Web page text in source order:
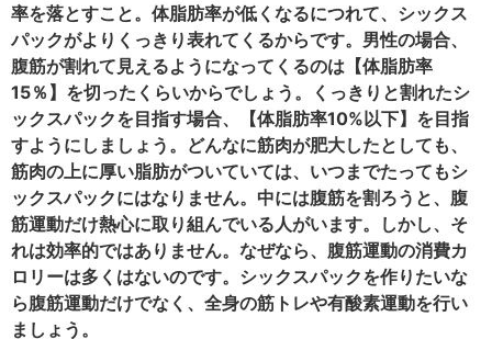
率を落とすこと。体脂肪率が低くなるにつれて、シックス
パックがよりくっきり表れてくるからです。男性の場合、
腹筋が割れて見えるようになってくるのは【体脂肪率
15％】を切ったくらいからでしょう。くっきりと割れたシ
ックスパックを目指す場合、【体脂肪率10%以下】を目指
すようにしましょう。どんなに筋肉が肥大したとしても、
筋肉の上に厚い脂肪がついていては、いつまでたってもシ
ックスパックにはなりません。中には腹筋を割ろうと、腹
筋運動だけ熱心に取り組んでいる人がいます。しかし、そ
れは効率的ではありません。なぜなら、腹筋運動の消費カ
ロリーは多くはないのです。シックスパックを作りたいな
ら腹筋運動だけでなく、全身の筋トレや有酸素運動を行い
ましょう。